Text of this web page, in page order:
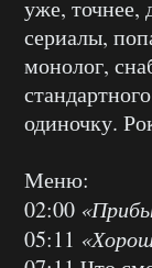
уже, точнее,
сериалы,
монолог,
одиночку.
Меню:
02:00
05:11